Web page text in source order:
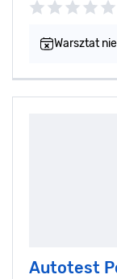
Warsztat
Autotest